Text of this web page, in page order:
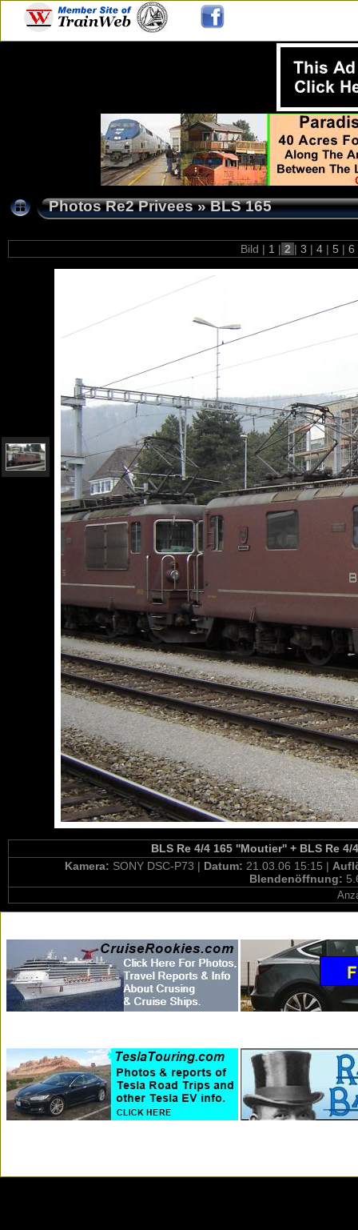
Photos Re2 Privees»BLS 165
Bild | 1 | 2 | 3 | 4 | 5 | 6
BLS Re 4/4 165 ''Moutier'' + BLS Re 4/
Kamera: SONY DSC-P73 | Datum: 21.03.06 15:15 |
Blendenöffnung: